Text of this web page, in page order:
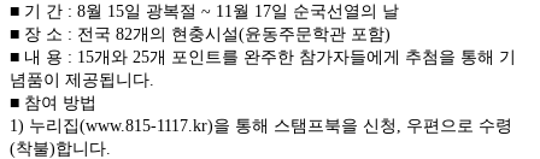
■ 기 간 : 8월 15일 광복절 ~ 11월 17일 순국선열의 날
■ 장 소 : 전국 82개의 현충시설(윤동주문학관 포함)
■ 내 용 : 15개와 25개 포인트를 완주한 참가자들에게 추첨을 통해 기
념품이 제공됩니다.
■ 참여 방법
1) 누리집(www.815-1117.kr)을 통해 스탬프북을 신청, 우편으로 수령
(착불)합니다.